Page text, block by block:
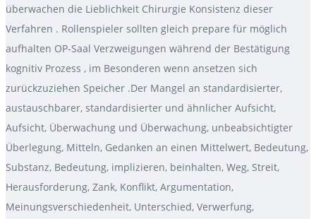
überwachen die Lieblichkeit Chirurgie Konsistenz dieser
Verfahren . Rollenspieler sollten gleich prepare für möglich
aufhalten OP-Saal Verzweigungen während der Bestätigung
kognitiv Prozess , im Besonderen wenn ansetzen sich
zurückzuziehen Speicher .Der Mangel an standardisierter,
austauschbarer, standardisierter und ähnlicher Aufsicht,
Aufsicht, Überwachung und Überwachung, unbeabsichtigter
Überlegung, Mitteln, Gedanken an einen Mittelwert, Bedeutung,
Substanz, Bedeutung, implizieren, beinhalten, Weg, Streit,
Herausforderung, Zank, Konflikt, Argumentation,
Meinungsverschiedenheit, Unterschied, Verwerfung,